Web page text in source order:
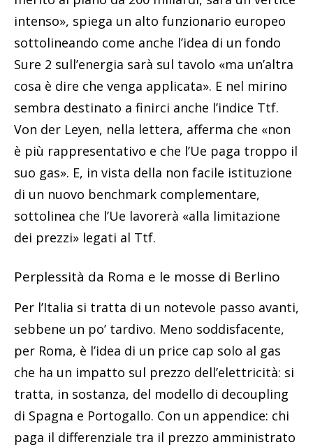
intenso», spiega un alto funzionario europeo
sottolineando come anche l’idea di un fondo
Sure 2 sull’energia sarà sul tavolo «ma un’altra
cosa è dire che venga applicata». E nel mirino
sembra destinato a finirci anche l’indice Ttf.
Von der Leyen, nella lettera, afferma che «non
è più rappresentativo e che l’Ue paga troppo il
suo gas». E, in vista della non facile istituzione
di un nuovo benchmark complementare,
sottolinea che l’Ue lavorerà «alla limitazione
dei prezzi» legati al Ttf.
Perplessità da Roma e le mosse di Berlino
Per l’Italia si tratta di un notevole passo avanti,
sebbene un po’ tardivo. Meno soddisfacente,
per Roma, è l’idea di un price cap solo al gas
che ha un impatto sul prezzo dell’elettricità: si
tratta, in sostanza, del modello di decoupling
di Spagna e Portogallo. Con un appendice: chi
paga il differenziale tra il prezzo amministrato